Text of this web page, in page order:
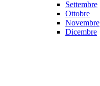
Settembre
Ottobre
Novembre
Dicembre